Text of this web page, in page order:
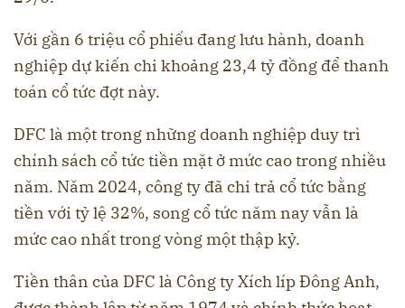
Với gần 6 triệu cổ phiếu đang lưu hành, doanh
nghiệp dự kiến chi khoảng 23,4 tỷ đồng để thanh
toán cổ tức đợt này.
DFC là một trong những doanh nghiệp duy trì
chính sách cổ tức tiền mặt ở mức cao trong nhiều
năm. Năm 2024, công ty đã chi trả cổ tức bằng
tiền với tỷ lệ 32%, song cổ tức năm nay vẫn là
mức cao nhất trong vòng một thập kỷ.
Tiền thân của DFC là Công ty Xích líp Đông Anh,